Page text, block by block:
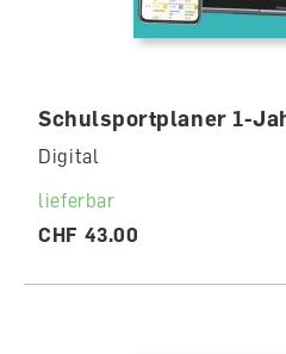
Schulsportplaner 1-
Digital
lieferbar
CHF 43.00